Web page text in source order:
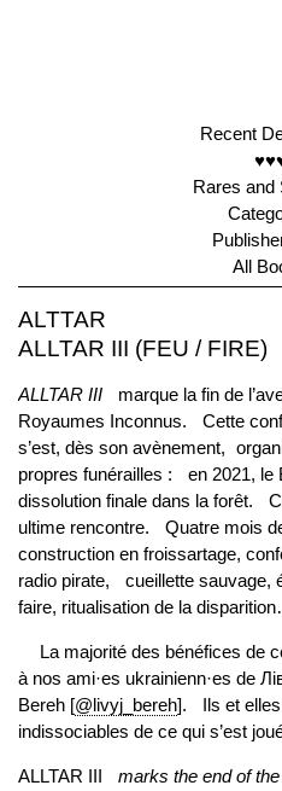
Recent
Rares and
All
ALTTAR
ALLTAR III (FEU / FIRE)
ALLTAR III
marque la fin de
Royaumes Inconnus. Cette
s’est, dès son avènement,
propres funérailles : en 2021, le
dissolution finale dans la forêt.
ultime rencontre. Quatre mois
construction en froissartage,
radio pirate, cueillette sauvage,
faire, ritualisation de la
La majorité des bénéfices de
à nos ami·es ukrainienn·es de
Bereh [@livyj_bereh]. Ils et elles
indissociables de ce qui s’est
ALLTAR III marks the end of